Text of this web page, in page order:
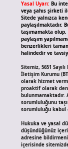
Yasal Uyarı: Bu
veya şahıs şirketi
Sitede yalnızca
paylaşılmaktadır.
taşımamakta
paylaşım
benzerlikleri
halindedir ve
Sitemiz, 5651
İletişim Kurumu
olarak hizmet
proaktif olarak
bulunmamaktadır.
sorumluluğunu
sorumluluğu kabul
Hukuka ve yasal
düşündüğünüz
adresine
içerisinde